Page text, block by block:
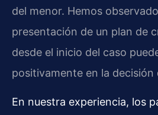
del menor. Hemos
presentación de un plan de
desde el inicio del caso
positivamente en la decisión
En nuestra experiencia, los